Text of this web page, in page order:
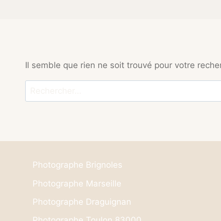
Il semble que rien ne soit trouvé pour votre
Photographe Brignoles
Photographe Marseille
Photographe Draguignan